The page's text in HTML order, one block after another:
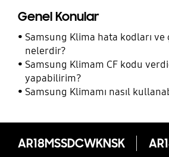
Genel Konular
Samsung Klima hata kodları ve
nelerdir?
Samsung Klimam CF kodu
yapabilirim?
Samsung Klimamı nasıl
AR18MSSDCWKNSK